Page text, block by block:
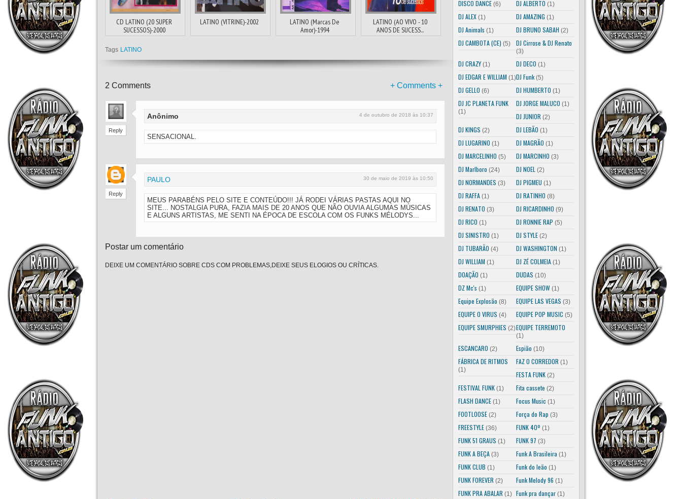
CD LATINO (20 SUPER
SUCESSOS)-2000
LATINO (VITRINE)-2002
LATINO (Marcas De
Amor)-1994
LATINO (AO VIVO - 10
ANOS DE SUCESS...
Tags LATINO
+ Comments +
2 Comments
Reply
Anônimo 4 de outubro de 2018 às 10:37
SENSACIONAL.
Reply
PAULO 30 de maio de 2019 às 10:50
MEUS PARABÉNS PELO SITE E CONTEÚDO!!! JÁ RODEI VÁRIAS PASTAS AQUI NO
SITE... NOSTALGIA PURA, FAZIA MAIS DE 20 ANOS QUE NÃO OUVIA ALGUMAS MÚSICAS
E ALGUNS ARTISTAS, ME SENTI NA ÉPOCA DE ESCOLA COM OS FUNKS MÉLODYS...
Postar um comentário
DEIXE UM COMENTÁRIO SOBRE CDS COM PROBLEMAS,DEIXE SEUS ELOGIOS OU CRÍTICAS.
DISCO DANCE (6) DJ ALBERTO (1)
DJ ALEX (1) DJ AMAZING (1)
DJ Animals (1) DJ BRUNO SABAH (2)
DJ CAMBOTA (CE) (5) DJ Cirrose & DJ Renato
(3)
DJ CRAZY (1) DJ DECO (1)
DJ EDGAR E WILLIAM (1)DJ Funk (5)
DJ GELLO (6) DJ HUMBERTO (1)
DJ JC PLANETA FUNK
(1)
DJ JORGE MALUCO (1)
DJ JUNIOR (2)
DJ KINGS (2) DJ LEBÃO (1)
DJ LUGARINO (1) DJ MAGRÃO (1)
DJ MARCELINHO (5) DJ MARCINHO (3)
DJ Marlboro (24) DJ NOEL (2)
DJ NORMANDES (3) DJ PIGMEU (1)
DJ RAFFA (1) DJ RATINHO (8)
DJ RENATO (3) DJ RICARDINHO (9)
DJ RICO (1) DJ RONNIE RAP (5)
DJ SINISTRO (1) DJ STYLE (2)
DJ TUBARÃO (4) DJ WASHINGTON (1)
DJ WILLIAM (1) DJ ZÉ COLMEIA (1)
DOAÇÃO (1) DUDAS (10)
DZ Mc's (1) EQUIPE SHOW (1)
Equipe Explosão (8) EQUIPE LAS VEGAS (3)
EQUIPE O VIRUS (4) EQUIPE POP MUSIC (5)
EQUIPE SMURPHIES (2)EQUIPE TERREMOTO
(1)
ESCANCARO (2) Espião (10)
FÁBRICA DE RITMOS
(1)
FAZ O CORREDOR (1)
FESTA FUNK (2)
FESTIVAL FUNK (1) Fita cassete (2)
FLASH DANCE (1) Focus Music (1)
FOOTLOOSE (2) Força do Rap (3)
FREESTYLE (36) FUNK 40º (1)
FUNK 51 GRAUS (1) FUNK 97 (3)
FUNK A BEÇA (3) Funk A Brasileira (1)
FUNK CLUB (1) Funk do leão (1)
FUNK FOREVER (2) Funk Melody 96 (1)
FUNK PRA ABALAR (1) Funk pra dançar (1)